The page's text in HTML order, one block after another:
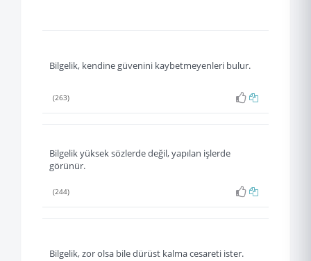
Bilgelik, kendine güvenini kaybetmeyenleri bulur.
(263)
Bilgelik yüksek sözlerde değil, yapılan işlerde
görünür.
(244)
Bilgelik, zor olsa bile dürüst kalma cesareti ister.